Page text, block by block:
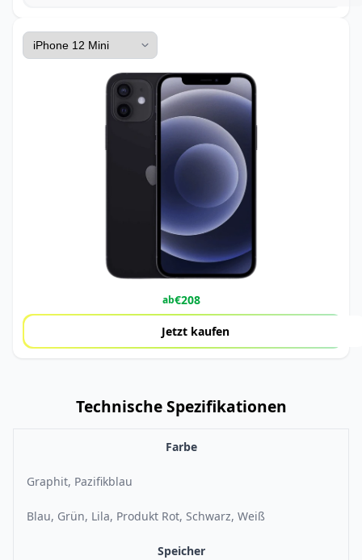
ab€208
Jetzt kaufen
Technische Spezifikationen
Farbe
Graphit, Pazifikblau
Blau, Grün, Lila, Produkt Rot, Schwarz, Weiß
Speicher